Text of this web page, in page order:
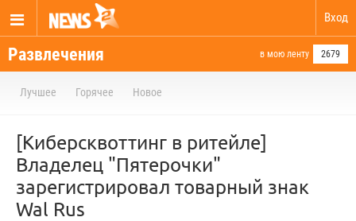
Вход
Развлечения в мою ленту 2679
Лучшее Горячее Новое
[Киберсквоттинг в ритейле]
Владелец "Пятерочки"
зарегистрировал товарный знак
Wal Rus